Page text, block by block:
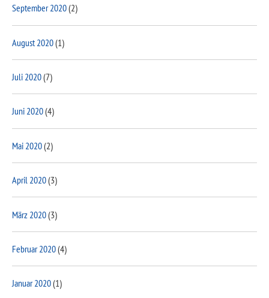
September 2020(2)
August 2020(1)
Juli 2020(7)
Juni 2020(4)
Mai 2020(2)
April 2020(3)
März 2020(3)
Februar 2020(4)
Januar 2020(1)